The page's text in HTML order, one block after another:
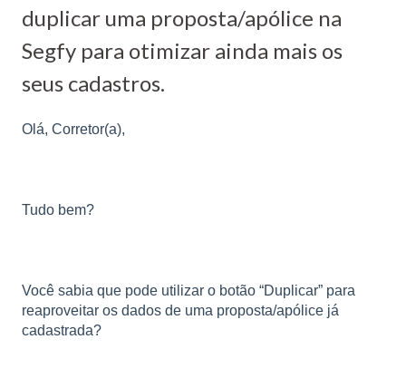
duplicar uma proposta/apólice na
Segfy para otimizar ainda mais os
seus cadastros.
Olá, Corretor(a),
Tudo bem?
Você sabia que pode utilizar o botão “Duplicar” para
reaproveitar os dados de uma proposta/apólice já
cadastrada?